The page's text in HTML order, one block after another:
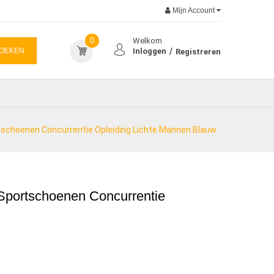
Mijn Account
Welkom
Inloggen
Registreren
0
Concurrentie Opleiding Lichte Mannen Blauw
Concurrentie